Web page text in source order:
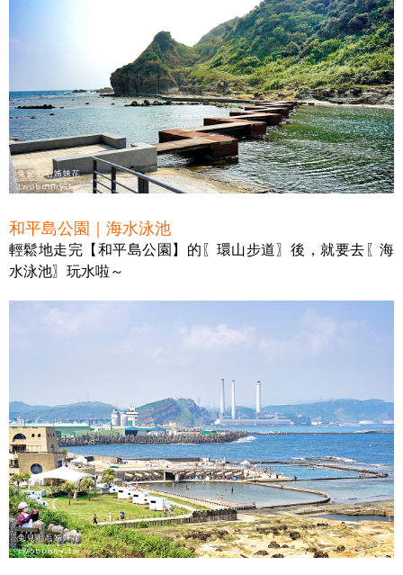
和平島公園｜海水泳池
輕鬆地走完【和平島公園】的〖環山步道〗後，就要去〖海
水泳池〗玩水啦～